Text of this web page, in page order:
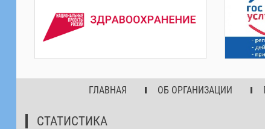
ГЛАВНАЯ ОБ ОРГАНИЗАЦИИ
СТАТИСТИКА